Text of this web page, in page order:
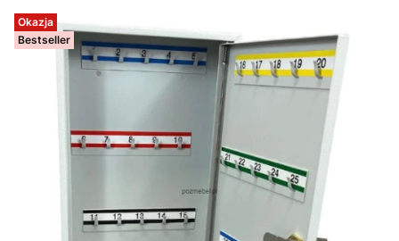
Okazja
Bestseller